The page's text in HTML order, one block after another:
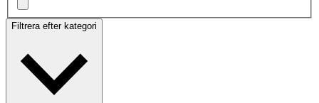
Filtrera efter kategori